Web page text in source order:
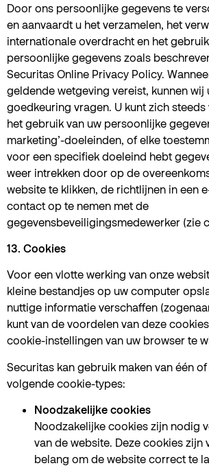
Door ons persoonlijke gegevens te
en aanvaardt u het verzamelen, het
internationale overdracht en het
persoonlijke gegevens zoals
Securitas Online Privacy Policy.
geldende wetgeving vereist, kunnen wij
goedkeuring vragen. U kunt zich
het gebruik van uw persoonlijke
marketing’-doeleinden, of elke
voor een specifiek doeleind hebt
weer intrekken door op de
website te klikken, de richtlijnen in een
contact op te nemen met de
gegevensbeveiligingsmedewerker (zie
13. Cookies
Voor een vlotte werking van onze
kleine bestandjes op uw computer
nuttige informatie verschaffen
kunt van de voordelen van deze
cookie-instellingen van uw browser te
Securitas kan gebruik maken van één
volgende cookie-types:
Noodzakelijke cookies
Noodzakelijke cookies zijn nodig
van de website. Deze cookies zijn
belang om de website correct te